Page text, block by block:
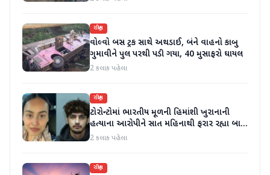
રાષ્ટ્રીય
વોલ્વો બસ ટ્રક સાથે અથડાઈ, બંને વાહનો કાબુ
ગુમાવીને પુલ પરથી પડી ગયા, 40 મુસાફરો ઘાયલ
2 કલાક પહેલા
રાષ્ટ્રીય
ટોરોન્ટોમાં ભારતીય મૂળની હિમાંશી ખુરાનાની
હત્યાના આરોપીને સાત મહિનાથી ફરાર રહ્યા બાદ
ધરપકડ કરવામાં આવી
2 કલાક પહેલા
રાષ્ટ્રીય